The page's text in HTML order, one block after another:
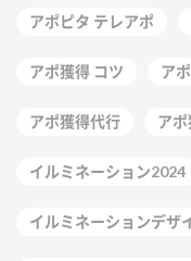
アポピタ テレアポ
アポ獲得 コツ ア
アポ獲得代行 ア
イルミネーション2024
イルミネーションデザ